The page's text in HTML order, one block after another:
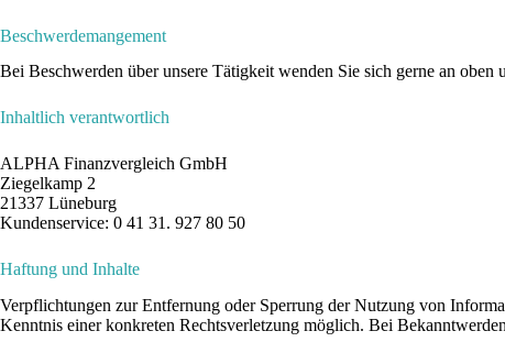
Beschwerdemangement
Bei Beschwerden über unsere Tätigkeit wenden Sie sich gerne an
Inhaltlich verantwortlich
ALPHA Finanzvergleich GmbH
Ziegelkamp 2
21337 Lüneburg
Kundenservice: 0 41 31. 927 80 50
Haftung und Inhalte
Verpflichtungen zur Entfernung oder Sperrung der Nutzung von
Kenntnis einer konkreten Rechtsverletzung möglich. Bei